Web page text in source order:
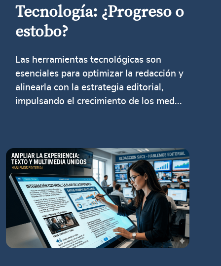
Tecnología: ¿Progreso o
estobo?
Las herramientas tecnológicas son
esenciales para optimizar la redacción y
alinearla con la estrategia editorial,
impulsando el crecimiento de los med...